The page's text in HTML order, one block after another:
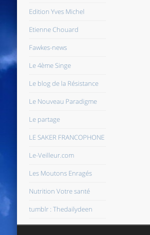
Edition Yves Michel
Etienne Chouard
Fawkes-news
Le 4ème Singe
Le blog de la Résistance
Le Nouveau Paradigme
Le partage
LE SAKER FRANCOPHONE
Le-Veilleur.com
Les Moutons Enragés
Nutrition Votre santé
tumblr : Thedailydeen